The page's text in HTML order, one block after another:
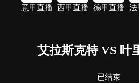
意甲直播 西甲直播 德甲直播 法
艾拉斯克特 VS 叶
已结束